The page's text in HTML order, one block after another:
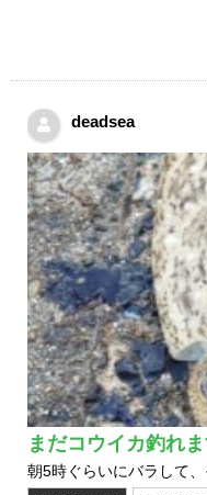
deadsea
まだコウイカ釣れ
朝5時ぐらいにバラして